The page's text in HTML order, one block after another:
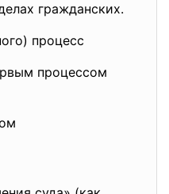
гражданских.
процесс
процессом